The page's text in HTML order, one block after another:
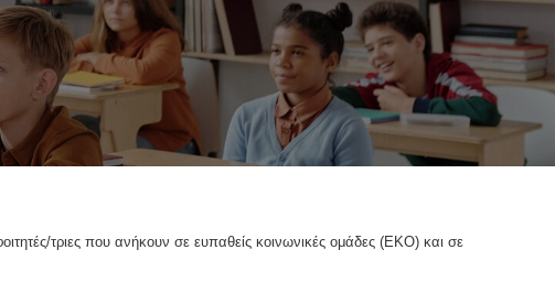
τριες που ανήκουν σε ευπαθείς κοινωνικές ομάδες (ΕΚΟ) και σε